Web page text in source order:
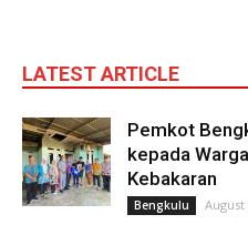
LATEST ARTICLE
Pemkot
kepada
Kebakaran
Bengkulu August